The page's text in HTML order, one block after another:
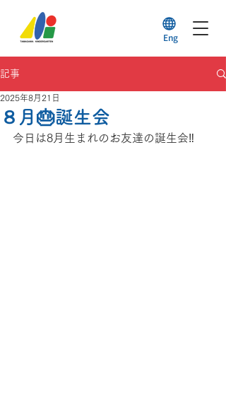
Eng
記事
８月🎂誕生会
2025年8月21日
今日は8月生まれのお友達の誕生会‼️